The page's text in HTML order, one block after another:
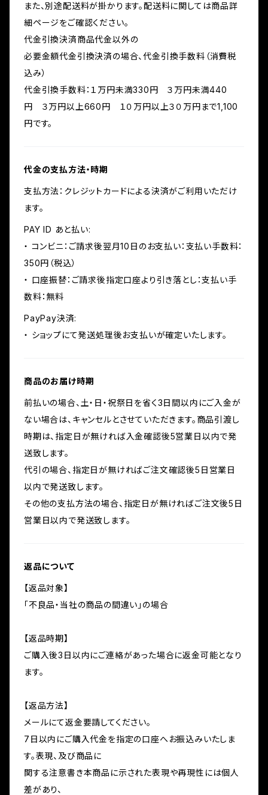
また、別途配送料が掛かります。配送料に関しては商品詳
細ページをご確認ください。
代金引換決済商品代金以外の
必要金額代金引換決済の場合、代金引換手数料（消費税
込み）
代金引換手数料：１万円未満330円 ３万円未満440
円 ３万円以上660円 １０万円以上３０万円まで1,100
円です。
代金の支払方法・時期
支払方法：クレジットカードによる決済がご利用いただけ
ます。
PAY ID あと払い:
・ コンビニ：ご請求後翌月10日のお支払い：支払い手数料：
350円（税込）
・ 口座振替：ご請求後指定口座より引き落とし：支払い手
数料：無料
PayPay決済:
・ ショップにて発送処理後お支払いが確定いたします。
商品のお届け時期
前払いの場合、土・日・祝祭日を省く3日間以内にご入金が
ない場合は、キャンセルとさせていただきます。商品引渡し
時期は、指定日が無ければ入金確認後5営業日以内で発
送致します。
代引の場合、指定日が無ければご注文確認後5日営業日
以内で発送致します。
その他の支払方法の場合、指定日が無ければご注文後5日
営業日以内で発送致します。
返品について
【返品対象】
「不良品・当社の商品の間違い」の場合
【返品時期】
ご購入後3日以内にご連絡があった場合に返金可能となり
ます。
【返品方法】
メールにて返金要請してください。
7日以内にご購入代金を指定の口座へお振込みいたしま
す。表現、及び商品に
関する注意書き本商品に示された表現や再現性には個人
差があり、